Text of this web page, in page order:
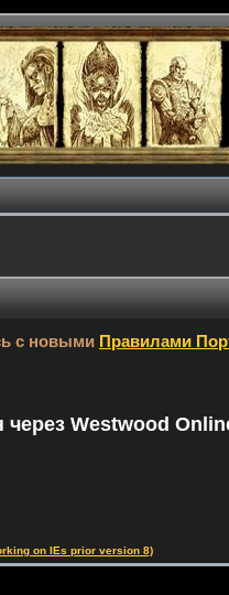
с новыми Правилами
через Westwood
on IEs prior version 8)